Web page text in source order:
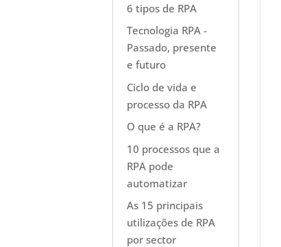
6 tipos de RPA
Tecnologia RPA -
Passado, presente
e futuro
Ciclo de vida e
processo da RPA
O que é a RPA?
10 processos que a
RPA pode
automatizar
As 15 principais
utilizações de RPA
por sector